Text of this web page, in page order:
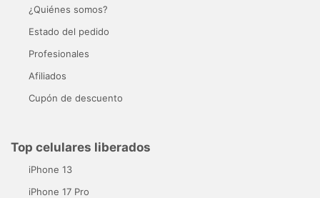
¿Quiénes somos?
Estado del pedido
Profesionales
Afiliados
Cupón de descuento
Top celulares liberados
iPhone 13
iPhone 17 Pro